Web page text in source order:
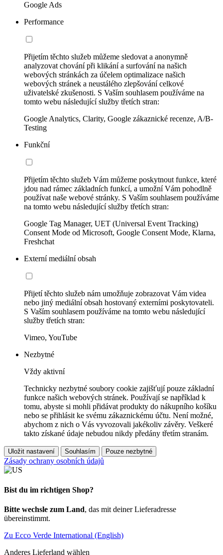
Google Ads
Performance
Přijetím těchto služeb můžeme sledovat a anonymně
analyzovat chování při klikání a surfování na našich
webových stránkách za účelem optimalizace našich
webových stránek a neustálého zlepšování celkové
uživatelské zkušenosti. S Vaším souhlasem používáme na
tomto webu následující služby třetích stran:
Google Analytics, Clarity, Google zákaznické recenze, A/B-
Testing
Funkční
Přijetím těchto služeb Vám můžeme poskytnout funkce, které
jdou nad rámec základních funkcí, a umožní Vám pohodlně
používat naše webové stránky. S Vaším souhlasem používáme
na tomto webu následující služby třetích stran:
Google Tag Manager, UET (Universal Event Tracking)
Consent Mode od Microsoft, Google Consent Mode, Klarna,
Freshchat
Externí mediální obsah
Přijetí těchto služeb nám umožňuje zobrazovat Vám videa
nebo jiný mediální obsah hostovaný externími poskytovateli.
S Vaším souhlasem používáme na tomto webu následující
služby třetích stran:
Vimeo, YouTube
Nezbytné
Vždy aktivní
Technicky nezbytné soubory cookie zajišťují pouze základní
funkce našich webových stránek. Používají se například k
tomu, abyste si mohli přidávat produkty do nákupního košíku
nebo se přihlásit ke svému zákaznickému účtu. Není možné,
abychom z nich o Vás vyvozovali jakékoliv závěry. Veškeré
takto získané údaje nebudou nikdy předány třetím stranám.
Uložit nastavení Souhlasím Pouze nezbytné
Zásady ochrany osobních údajů
Bist du im richtigen Shop?
Bitte wechsle zum Land, das mit deiner Lieferadresse
übereinstimmt.
Zu Ecco Verde International (English)
Anderes Lieferland wählen